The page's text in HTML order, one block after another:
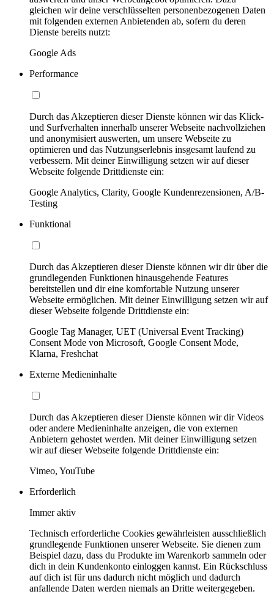
gleichen wir deine verschlüsselten personenbezogenen Daten
mit folgenden externen Anbietenden ab, sofern du deren
Dienste bereits nutzt:
Google Ads
Performance
Durch das Akzeptieren dieser Dienste können wir das Klick-
und Surfverhalten innerhalb unserer Webseite nachvollziehen
und anonymisiert auswerten, um unsere Webseite zu
optimieren und das Nutzungserlebnis insgesamt laufend zu
verbessern. Mit deiner Einwilligung setzen wir auf dieser
Webseite folgende Drittdienste ein:
Google Analytics, Clarity, Google Kundenrezensionen, A/B-
Testing
Funktional
Durch das Akzeptieren dieser Dienste können wir dir über die
grundlegenden Funktionen hinausgehende Features
bereitstellen und dir eine komfortable Nutzung unserer
Webseite ermöglichen. Mit deiner Einwilligung setzen wir auf
dieser Webseite folgende Drittdienste ein:
Google Tag Manager, UET (Universal Event Tracking)
Consent Mode von Microsoft, Google Consent Mode,
Klarna, Freshchat
Externe Medieninhalte
Durch das Akzeptieren dieser Dienste können wir dir Videos
oder andere Medieninhalte anzeigen, die von externen
Anbietern gehostet werden. Mit deiner Einwilligung setzen
wir auf dieser Webseite folgende Drittdienste ein:
Vimeo, YouTube
Erforderlich
Immer aktiv
Technisch erforderliche Cookies gewährleisten ausschließlich
grundlegende Funktionen unserer Webseite. Sie dienen zum
Beispiel dazu, dass du Produkte im Warenkorb sammeln oder
dich in dein Kundenkonto einloggen kannst. Ein Rückschluss
auf dich ist für uns dadurch nicht möglich und dadurch
anfallende Daten werden niemals an Dritte weitergegeben.